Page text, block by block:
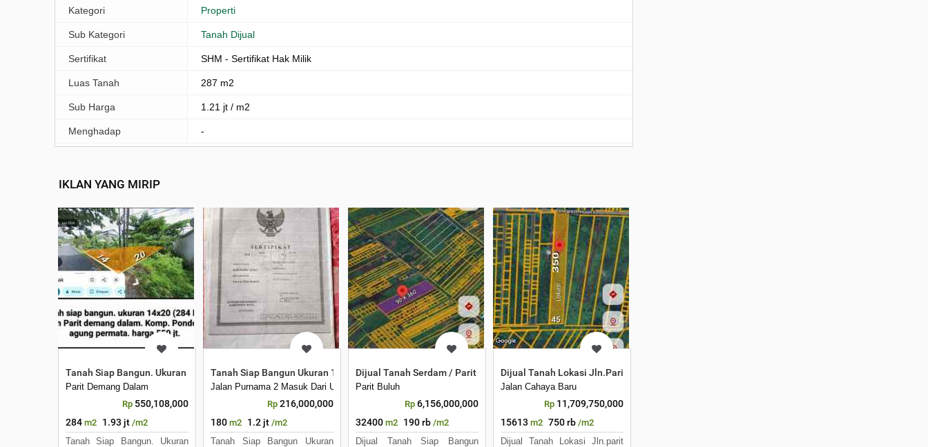
Kategori Properti
Sub Kategori Tanah Dijual
Sertifikat SHM - Sertifikat Hak Milik
Luas Tanah 287 m2
Sub Harga 1.21 jt / m2
Menghadap -
IKLAN YANG MIRIP
Tanah Siap Bangun. Ukuran 14x20 284 m2 . Jln Parit Demang dalam
Parit Demang Dalam
Rp 550,108,000
284 m2 1.93 jt /m2
Tanah Siap Bangun. Ukuran
Tanah Siap Bangun Ukuran 10x18 Jln Purnama 2
Jalan Purnama 2 Masuk Dari Usu Kamang
Rp 216,000,000
180 m2 1.2 jt /m2
Tanah Siap Bangun Ukuran
Dijual Tanah Serdam / Parit Buluh Ukuran 90x360. Harga 190 Rb/mtr
Parit Buluh
Rp 6,156,000,000
32400 m2 190 rb /m2
Dijual Tanah Siap Bangun
Dijual Tanah Lokasi Jln.Parit Cahaya Baru. Ukuran 45x350
Jalan Cahaya Baru
Rp 11,709,750,000
15613 m2 750 rb /m2
Dijual Tanah Lokasi Jln.parit